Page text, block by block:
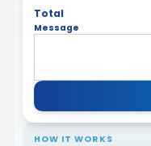
Total
Message
HOW IT WORKS